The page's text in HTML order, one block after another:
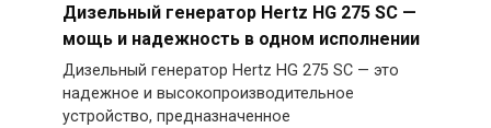
Дизельный генератор Hertz HG 275 SC —
мощь и надежность в одном исполнении
Дизельный генератор Hertz HG 275 SC — это
надежное и высокопроизводительное
устройство, предназначенное